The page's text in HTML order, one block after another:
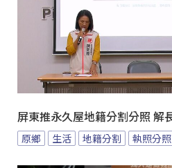
屏東推永久屋地籍分割分照 解
原鄉 生活 地籍分割 執照分照